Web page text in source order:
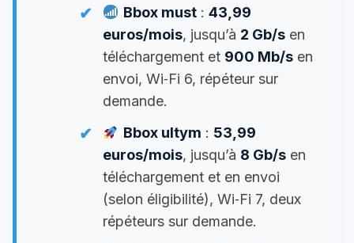
Bbox must: 43,99
euros/mois, jusqu’à 2 Gb/s en
téléchargement et 900 Mb/s en
envoi, Wi‑Fi 6, répéteur sur
demande.
Bbox ultym : 53,99
euros/mois, jusqu’à 8 Gb/s en
téléchargement et en envoi
(selon éligibilité), Wi‑Fi 7, deux
répéteurs sur demande.